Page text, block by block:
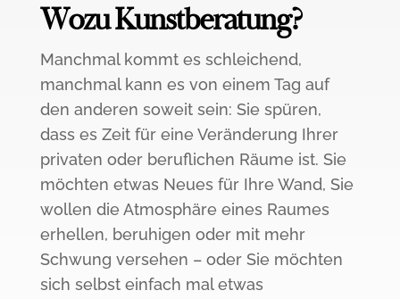
Wozu Kunstberatung?
Manchmal kommt es schleichend,
manchmal kann es von einem Tag auf
den anderen soweit sein: Sie spüren,
dass es Zeit für eine Veränderung Ihrer
privaten oder beruflichen Räume ist. Sie
möchten etwas Neues für Ihre Wand, Sie
wollen die Atmosphäre eines Raumes
erhellen, beruhigen oder mit mehr
Schwung versehen – oder Sie möchten
sich selbst einfach mal etwas